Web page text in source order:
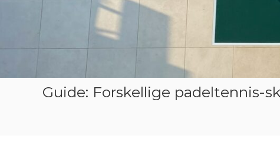
Guide: Forskellige padeltennis-